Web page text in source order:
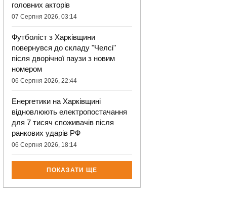
головних акторів
07 Серпня 2026, 03:14
Футболіст з Харківщини
повернувся до складу "Челсі"
після дворічної паузи з новим
номером
06 Серпня 2026, 22:44
Енергетики на Харківщині
відновлюють електропостачання
для 7 тисяч споживачів після
ранкових ударів РФ
06 Серпня 2026, 18:14
ПОКАЗАТИ ЩЕ